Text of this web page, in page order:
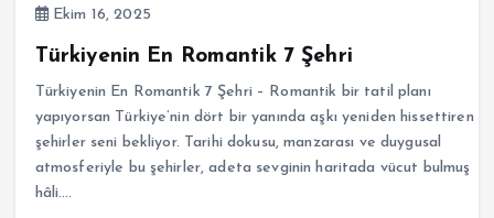
Ekim 16, 2025
Türkiyenin En Romantik 7 Şehri
Türkiyenin En Romantik 7 Şehri – Romantik bir tatil planı
yapıyorsan Türkiye’nin dört bir yanında aşkı yeniden hissettiren
şehirler seni bekliyor. Tarihi dokusu, manzarası ve duygusal
atmosferiyle bu şehirler, adeta sevginin haritada vücut bulmuş
hâli.…